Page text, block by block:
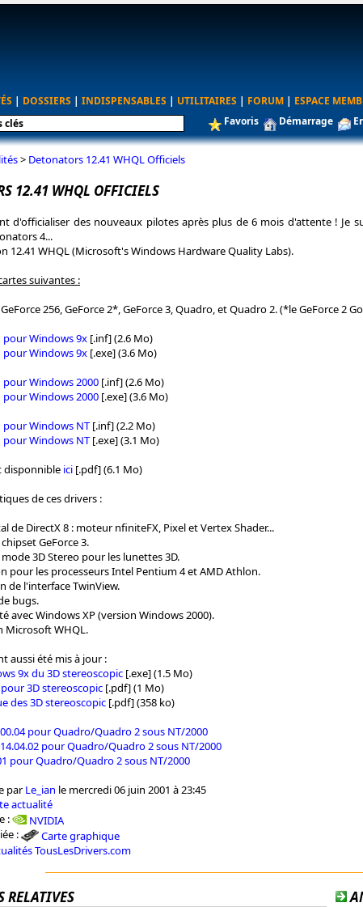
| DOSSIERS | INDISPENSABLES | UTILITAIRES | FORUM | ESPACE
Favoris Démarrage
> Detonators 12.41 WHQL Officiels
12.41 WHQL OFFICIELS
d'officialiser des nouveaux pilotes après plus de 6 mois d'attente ! Je
4...
12.41 WHQL (Microsoft's Windows Hardware Quality Labs).
suivantes :
GeForce 256, GeForce 2*, GeForce 3, Quadro, et Quadro 2. (*le GeForce 2
pour Windows 9x [.inf] (2.6 Mo)
pour Windows 9x [.exe] (3.6 Mo)
Windows 2000 [.inf] (2.6 Mo)
Windows 2000 [.exe] (3.6 Mo)
Windows NT [.inf] (2.2 Mo)
Windows NT [.exe] (3.1 Mo)
disponnible ici [.pdf] (6.1 Mo)
de ces drivers :
de DirectX 8 : moteur nfiniteFX, Pixel et Vertex Shader...
GeForce 3.
3D Stereo pour les lunettes 3D.
pour les processeurs Intel Pentium 4 et AMD Athlon.
de l'interface TwinView.
bugs.
avec Windows XP (version Windows 2000).
Microsoft WHQL.
aussi été mis à jour :
9x du 3D stereoscopic [.exe] (1.5 Mo)
3D stereoscopic [.pdf] (1 Mo)
des 3D stereoscopic [.pdf] (358 ko)
pour Quadro/Quadro 2 sous NT/2000
14.04.02 pour Quadro/Quadro 2 sous NT/2000
pour Quadro/Quadro 2 sous NT/2000
parLe_ian le mercredi 06 juin 2001 à 23:45
actualité
:
NVIDIA
:
Carte graphique
TousLesDrivers.com
RELATIVES